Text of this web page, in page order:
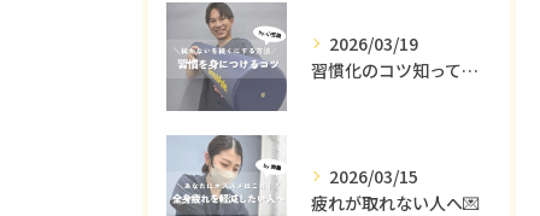
2026/03/19
習慣化のコツ知ってる😳？
2026/03/15
疲れが取れない人へ💌